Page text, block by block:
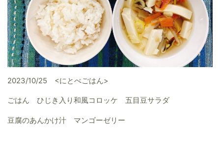
2023/10/25 <にとべごはん>
ごはん ひじき入り和風コロッケ 五目豆サラダ
豆腐のあんかけ汁 マンゴーゼリー